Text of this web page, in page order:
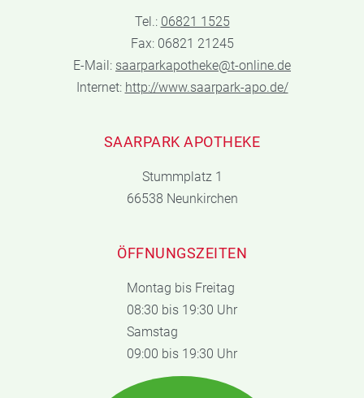
Tel.: 06821 1525
Fax: 06821 21245
E-Mail: saarparkapotheke@t-online.de
Internet: http://www.saarpark-apo.de/
SAARPARK APOTHEKE
Stummplatz 1
66538 Neunkirchen
ÖFFNUNGSZEITEN
Montag bis Freitag
08:30 bis 19:30 Uhr
Samstag
09:00 bis 19:30 Uhr